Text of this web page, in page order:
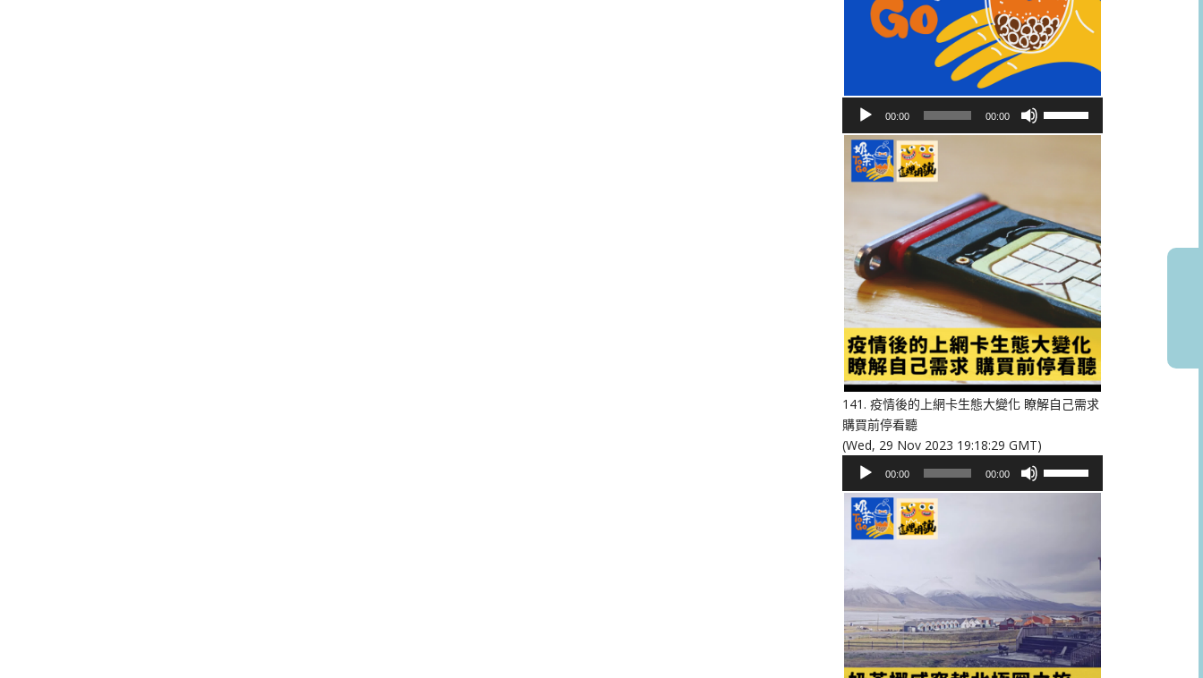
播
放
00:00 00:00
鍵
以
提
高
或
降
低
音
量。
141. 疫情後的上網卡生態大變化 瞭解自己需求
購買前停看聽
(Wed, 29 Nov 2023 19:18:29 GMT)
播
放
00:00 00:00
以
提
高
或